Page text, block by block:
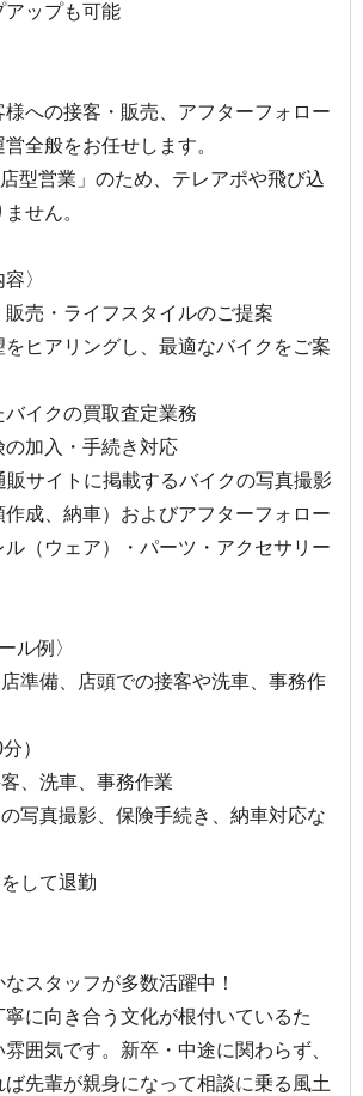
アップも可能
様への接客・販売、アフターフォロー
全般をお任せします。
型営業」のため、テレアポや飛び込
せん。
〉
販売・ライフスタイルのご提案
をヒアリングし、最適なバイクをご案
バイクの買取査定業務
の加入・手続き対応
販サイトに掲載するバイクの写真撮影
作成、納車）およびアフターフォロー
ル（ウェア）・パーツ・アクセサリー
ル例〉
準備、店頭での接客や洗車、事務作
）
、洗車、事務作業
写真撮影、保険手続き、納車対応な
して退勤
なスタッフが多数活躍中！
に向き合う文化が根付いているた
囲気です。新卒・中途に関わらず、
ば先輩が親身になって相談に乗る風土